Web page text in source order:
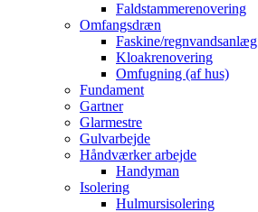
Faldstammerenovering
Omfangsdræn
Faskine/regnvandsanlæg
Kloakrenovering
Omfugning (af hus)
Fundament
Gartner
Glarmestre
Gulvarbejde
Håndværker arbejde
Handyman
Isolering
Hulmursisolering